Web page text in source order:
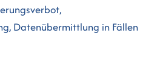
Datenübermittlung in Fällen